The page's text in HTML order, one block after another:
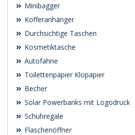
Minibagger
Kofferanhänger
Durchsichtige Taschen
Kosmetiktasche
Autofahne
Toilettenpapier Klopapier
Becher
Solar Powerbanks mit Logodruck
Schuhregale
Flaschenöffner